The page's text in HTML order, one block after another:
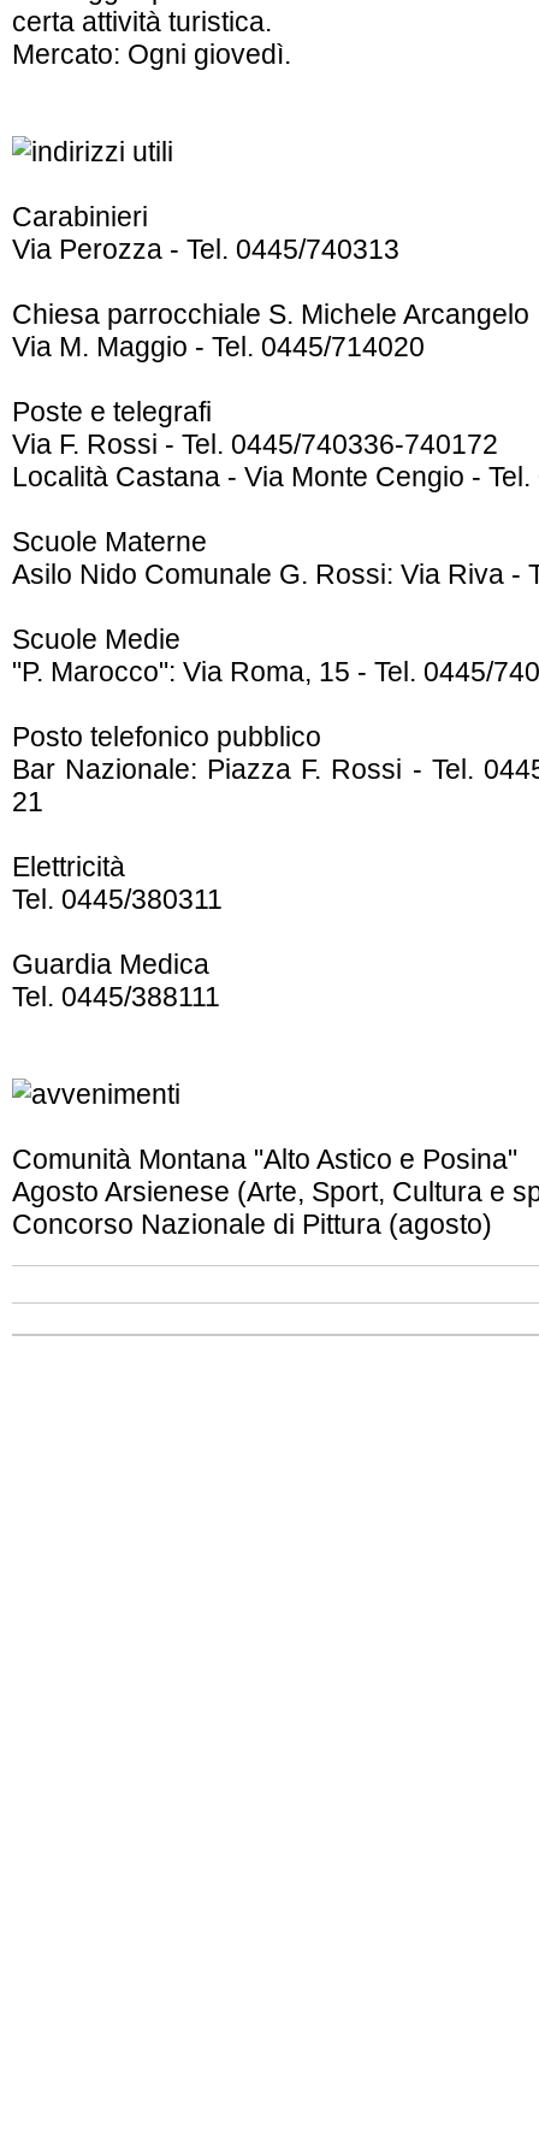
certa attività turistica.
Mercato: Ogni giovedì.
Carabinieri
Via Perozza - Tel. 0445/740313
Chiesa parrocchiale S. Michele Arcangelo
Via M. Maggio - Tel. 0445/714020
Poste e telegrafi
Via F. Rossi - Tel. 0445/740336-740172
Località Castana - Via Monte Cengio -
Scuole Materne
Asilo Nido Comunale G. Rossi: Via Riva -
Scuole Medie
"P. Marocco": Via Roma, 15 - Tel. 0445/
Posto telefonico pubblico
Bar Nazionale: Piazza F. Rossi - Tel.
21
Elettricità
Tel. 0445/380311
Guardia Medica
Tel. 0445/388111
Comunità Montana "Alto Astico e Posina"
Agosto Arsienese (Arte, Sport, Cultura e
Concorso Nazionale di Pittura (agosto)